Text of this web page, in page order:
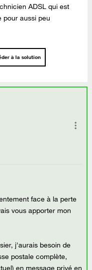
ADSL qui est
pour aussi peu
à la solution
face à la perte
vous apporter mon
j'aurais besoin de
postale complète,
en message privé en